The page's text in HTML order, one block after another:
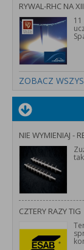
RYWAL-RHC NA
ZOBACZ
NIE WYMIENIAJ -
CZTERY RAZY TIG